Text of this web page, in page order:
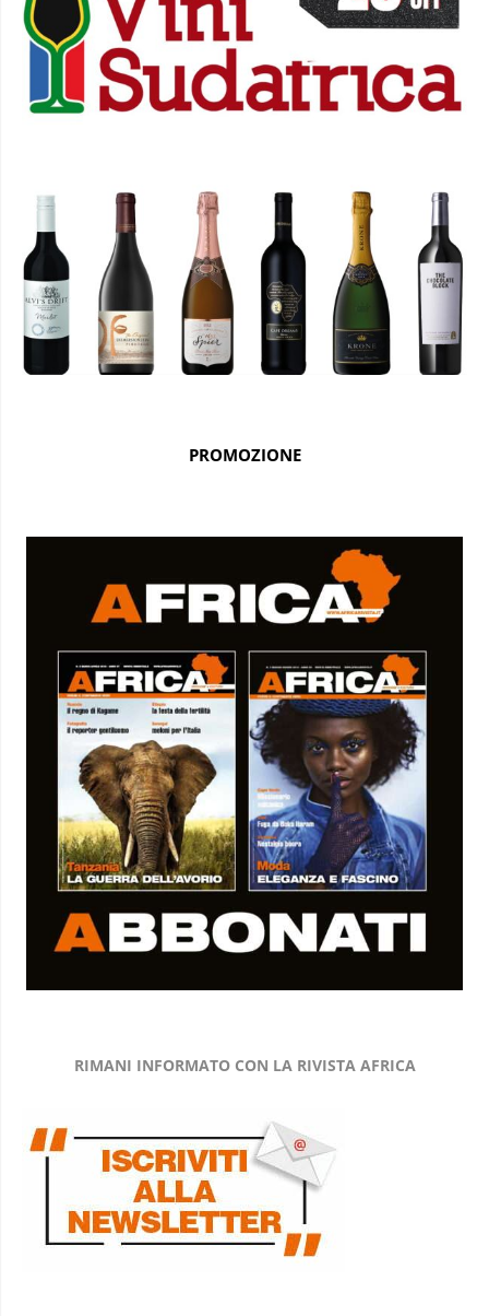
PROMOZIONE
RIMANI INFORMATO CON LA RIVISTA AFRICA